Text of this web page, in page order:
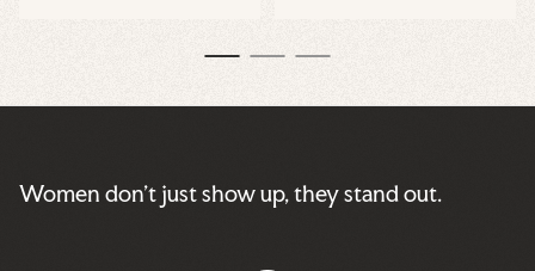
Women don’t just show up, they stand out.